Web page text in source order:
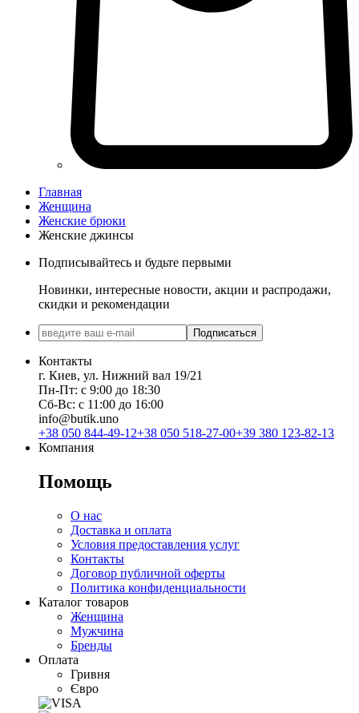
Главная
Женщина
Женские брюки
Женские джинсы
Подписывайтесь и будьте первыми
Новинки, интересные новости, акции и распродажи,
скидки и рекомендации
Подписаться
Контакты
г. Киев, ул. Нижний вал 19/21
Пн-Пт: с 9:00 до 18:30
Сб-Вс: с 11:00 до 16:00
info@butik.uno
+38 050 844-49-12+38 050 518-27-00+39 380 123-82-13
Компания
Помощь
О нас
Доставка и оплата
Условия предоставления услуг
Контакты
Договор публичной оферты
Политика конфиденциальности
Каталог товаров
Женщина
Мужчина
Бренды
Оплата
Гривня
Євро